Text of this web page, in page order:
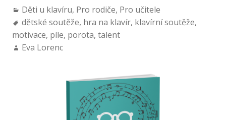
Děti u klavíru, Pro rodiče, Pro učitele
dětské soutěže, hra na klavír, klavírní soutěže,
motivace, píle, porota, talent
Eva Lorenc